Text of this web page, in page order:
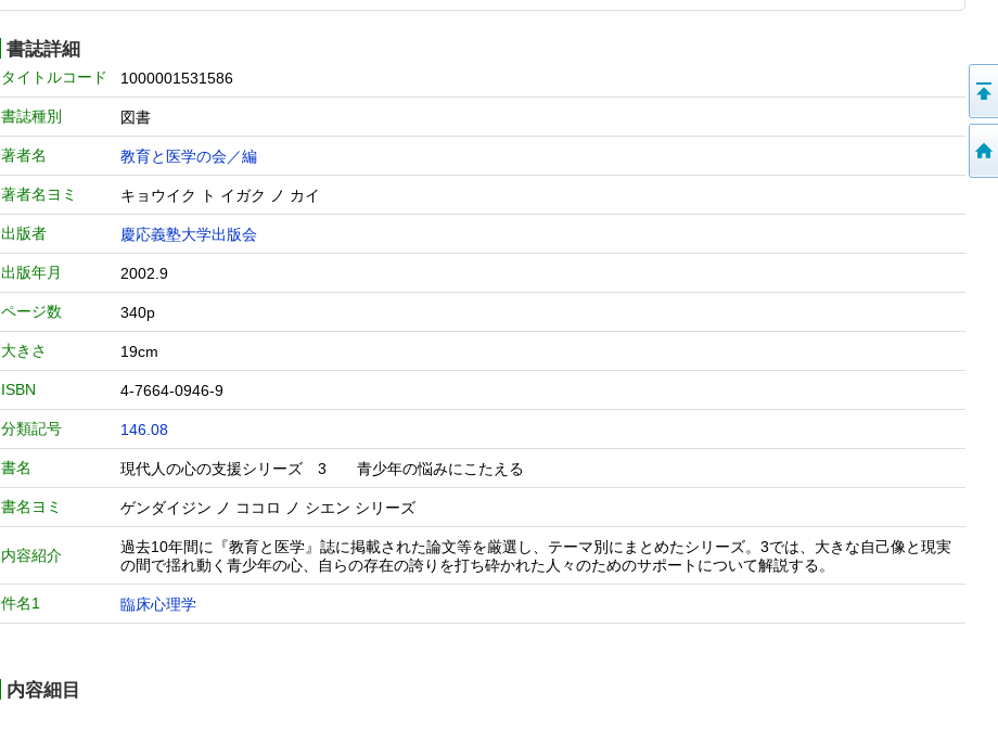
書誌詳細
タイトルコード 1000001531586
書誌種別 図書
著者名 教育と医学の会／編
著者名ヨミ キョウイク ト イガク ノ カイ
出版者 慶応義塾大学出版会
出版年月 2002.9
ページ数 340p
大きさ 19cm
ISBN 4-7664-0946-9
分類記号 146.08
書名 現代人の心の支援シリーズ 3 青少年の悩みにこたえる
書名ヨミ ゲンダイジン ノ ココロ ノ シエン シリーズ
内容紹介
過去10年間に『教育と医学』誌に掲載された論文等を厳選し、テーマ別にまとめたシリーズ。3では、大きな自己像と現実
の間で揺れ動く青少年の心、自らの存在の誇りを打ち砕かれた人々のためのサポートについて解説する。
件名1 臨床心理学
内容細目